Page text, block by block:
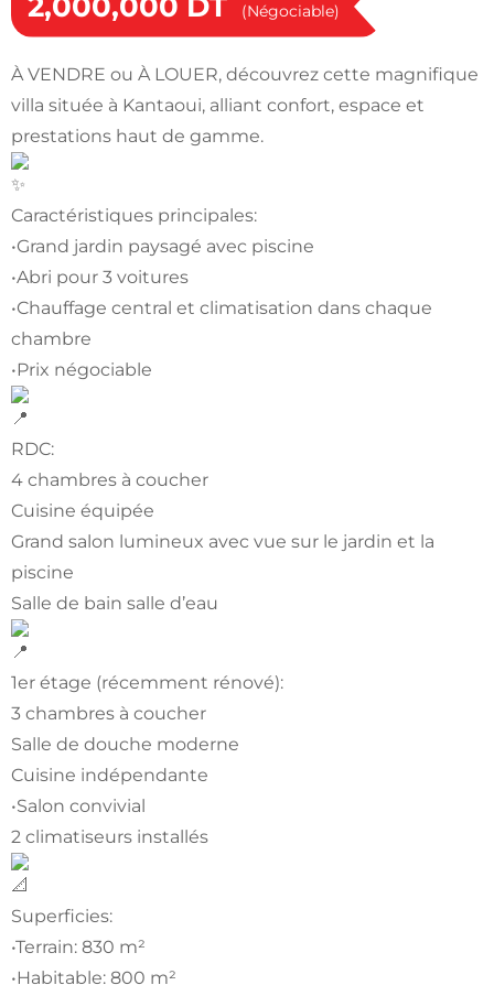
(Négociable)
À VENDRE ou À LOUER, découvrez cette magnifique
villa située à Kantaoui, alliant confort, espace et
prestations haut de gamme.
Caractéristiques principales:
•Grand jardin paysagé avec piscine
•Abri pour 3 voitures
•Chauffage central et climatisation dans chaque
chambre
•Prix négociable
RDC:
4 chambres à coucher
Cuisine équipée
Grand salon lumineux avec vue sur le jardin et la
piscine
Salle de bain salle d’eau
1er étage (récemment rénové):
3 chambres à coucher
Salle de douche moderne
Cuisine indépendante
•Salon convivial
2 climatiseurs installés
Superficies:
•Terrain: 830 m²
•Habitable: 800 m²